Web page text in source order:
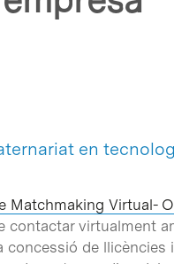
en
Matchmaking Virtual-
contactar virtualment
de llicències